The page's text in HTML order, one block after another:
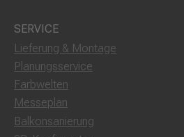
SERVICE
Lieferung & Montage
Planungsservice
Farbwelten
Messeplan
Balkonsanierung